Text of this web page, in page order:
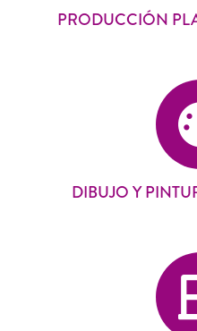
PRODUCCIÓN
DIBUJO Y